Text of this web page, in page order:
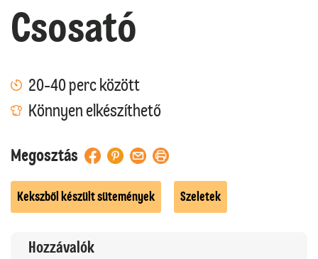
Csosató
20-40 perc között
Könnyen elkészíthető
Megosztás
Kekszből készült sütemények Szeletek
Hozzávalók